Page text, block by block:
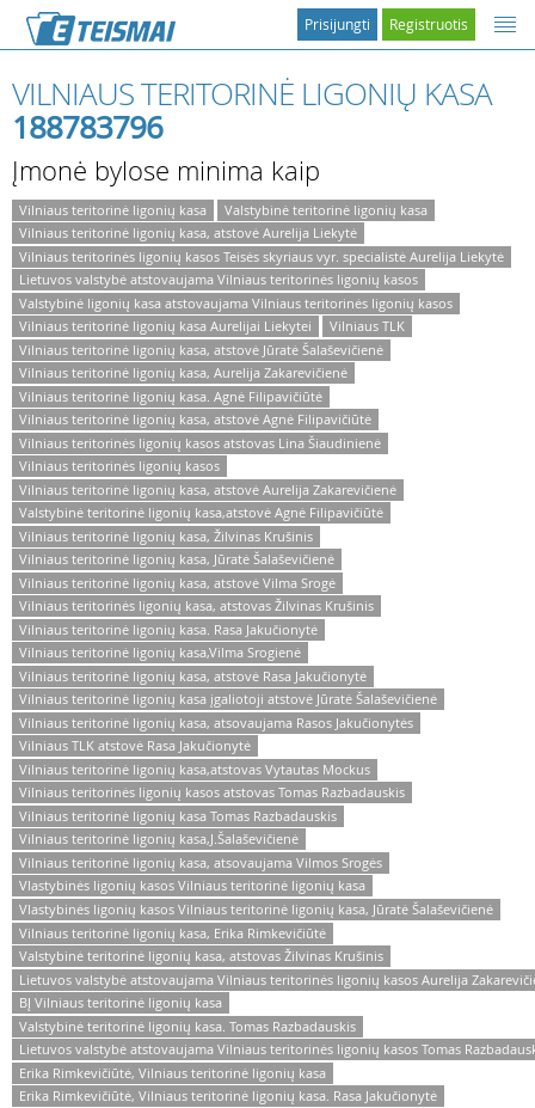
Registruotis
Prisijungti
VILNIAUS TERITORINĖ LIGONIŲ KASA
188783796
Įmonė bylose minima kaip
Vilniaus teritorinė ligonių kasa
Valstybinė teritorinė ligonių kasa
Vilniaus teritorinė ligonių kasa, atstovė Aurelija Liekytė
Vilniaus teritorinės ligonių kasos Teisės skyriaus vyr. specialistė Aurelija Liekytė
Lietuvos valstybė atstovaujama Vilniaus teritorinės ligonių kasos
Valstybinė ligonių kasa atstovaujama Vilniaus teritorinės ligonių kasos
Vilniaus teritorinė ligonių kasa Aurelijai Liekytei
Vilniaus TLK
Vilniaus teritorinė ligonių kasa, atstovė Jūratė Šalaševičienė
Vilniaus teritorinė ligonių kasa, Aurelija Zakarevičienė
Vilniaus teritorinė ligonių kasa. Agnė Filipavičiūtė
Vilniaus teritorinė ligonių kasa, atstovė Agnė Filipavičiūtė
Vilniaus teritorinės ligonių kasos atstovas Lina Šiaudinienė
Vilniaus teritorinės ligonių kasos
Vilniaus teritorinė ligonių kasa, atstovė Aurelija Zakarevičienė
Valstybinė teritorinė ligonių kasa,atstovė Agnė Filipavičiūtė
Vilniaus teritorinė ligonių kasa, Žilvinas Krušinis
Vilniaus teritorinė ligonių kasa, Jūratė Šalaševičienė
Vilniaus teritorinė ligonių kasa, atstovė Vilma Srogė
Vilniaus teritorinės ligonių kasa, atstovas Žilvinas Krušinis
Vilniaus teritorinė ligonių kasa. Rasa Jakučionytė
Vilniaus teritorinė ligonių kasa,Vilma Srogienė
Vilniaus teritorinė ligonių kasa, atstovė Rasa Jakučionytė
Vilniaus teritorinė ligonių kasa įgaliotoji atstovė Jūratė Šalaševičienė
Vilniaus teritorinė ligonių kasa, atsovaujama Rasos Jakučionytės
Vilniaus TLK atstovė Rasa Jakučionytė
Vilniaus teritorinė ligonių kasa,atstovas Vytautas Mockus
Vilniaus teritorinės ligonių kasos atstovas Tomas Razbadauskis
Vilniaus teritorinė ligonių kasa Tomas Razbadauskis
Vilniaus teritorinė ligonių kasa,J.Šalaševičienė
Vilniaus teritorinė ligonių kasa, atsovaujama Vilmos Srogės
Vlastybinės ligonių kasos Vilniaus teritorinė ligonių kasa
Vlastybinės ligonių kasos Vilniaus teritorinė ligonių kasa, Jūratė Šalaševičienė
Vilniaus teritorinė ligonių kasa, Erika Rimkevičiūtė
Valstybinė teritorinė ligonių kasa, atstovas Žilvinas Krušinis
Lietuvos valstybė atstovaujama Vilniaus teritorinės ligonių kasos Aurelija
BĮ Vilniaus teritorinė ligonių kasa
Valstybinė teritorinė ligonių kasa. Tomas Razbadauskis
Lietuvos valstybė atstovaujama Vilniaus teritorinės ligonių kasos Tomas
Erika Rimkevičiūtė, Vilniaus teritorinė ligonių kasa
Erika Rimkevičiūtė, Vilniaus teritorinė ligonių kasa. Rasa Jakučionytė